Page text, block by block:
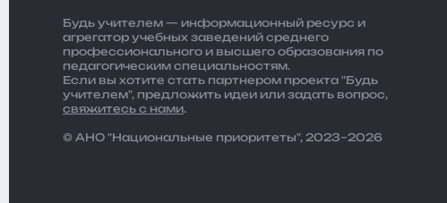
Будь учителем — информационный ресурс и
агрегатор учебных заведений среднего
профессионального и высшего образования по
педагогическим специальностям.
Если вы хотите стать партнером проекта "Будь
учителем", предложить идеи или задать вопрос,
свяжитесь с нами.
© АНО "Национальные приоритеты", 2023–2026